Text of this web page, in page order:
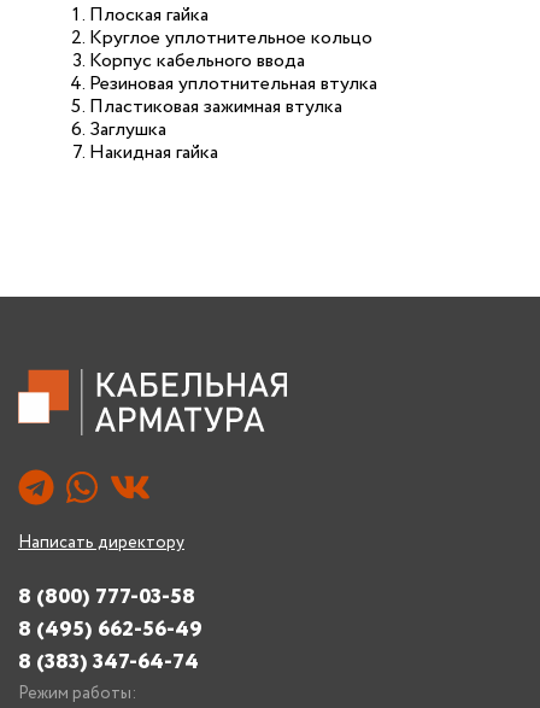
Плоская гайка
Круглое уплотнительное кольцо
Корпус кабельного ввода
Резиновая уплотнительная втулка
Пластиковая зажимная втулка
Заглушка
Накидная гайка
Написать директору
8 (800) 777-03-58
8 (495) 662-56-49
8 (383) 347-64-74
Режим работы: